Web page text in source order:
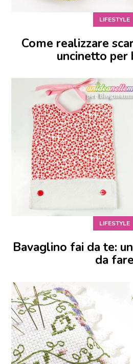
LIFESTYLE
Come realizzare
uncinetto per
LIFESTYLE
Bavaglino fai da te:
da fare